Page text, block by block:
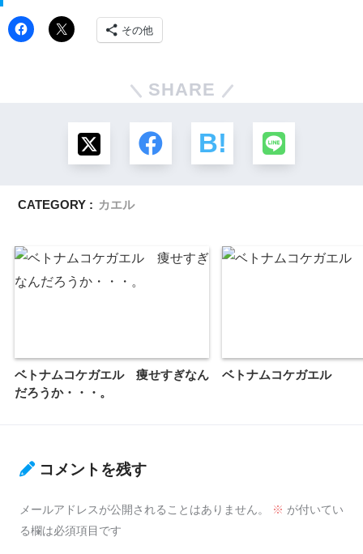
その他
SHARE
CATEGORY : カエル
ベトナムコケガエル 痩せすぎなん
だろうか・・・。
ベトナムコケガエル
コメントを残す
メールアドレスが公開されることはありません。 ※ が付いてい
る欄は必須項目です